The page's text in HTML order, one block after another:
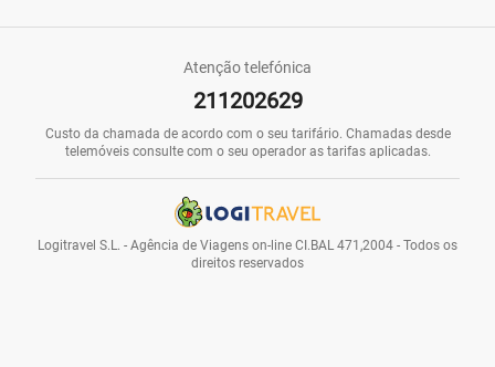
Atenção telefónica
211202629
Custo da chamada de acordo com o seu tarifário. Chamadas desde
telemóveis consulte com o seu operador as tarifas aplicadas.
Logitravel S.L. - Agência de Viagens on-line CI.BAL 471,2004 - Todos os
direitos reservados